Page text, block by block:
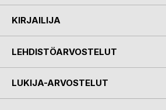
KIRJAILIJA
LEHDISTÖARVOSTELUT
LUKIJA-ARVOSTELUT